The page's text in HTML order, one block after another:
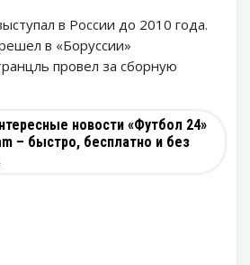
в России до 2010 года.
в «Боруссии»
провел за сборную
новости «Футбол 24»
– быстро, бесплатно и без